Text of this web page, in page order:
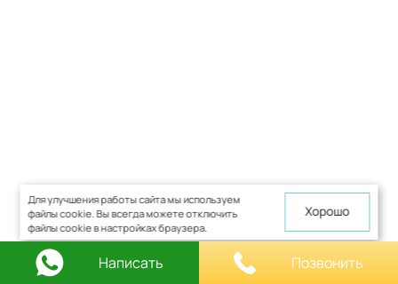
Для улучшения работы сайта мы используем
файлы cookie. Вы всегда можете отключить
файлы cookie в настройках браузера.
Хорошо
Написать Позвонить